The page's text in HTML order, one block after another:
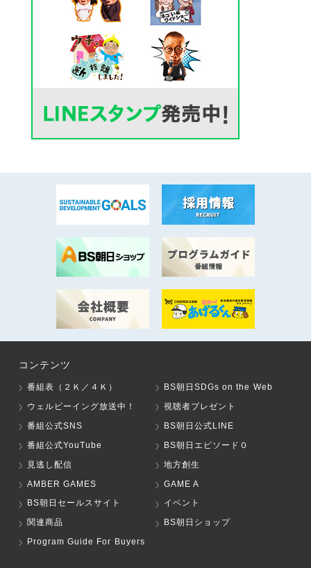
コンテンツ
番組表（２Ｋ／４Ｋ）
BS朝日SDGs on the Web
ウェルビーイング放送中！
視聴者プレゼント
番組公式SNS
BS朝日公式LINE
番組公式YouTube
BS朝日エピソード０
見逃し配信
地方創生
AMBER GAMES
GAME A
BS朝日セールスサイト
イベント
関連商品
BS朝日ショップ
Program Guide For Buyers